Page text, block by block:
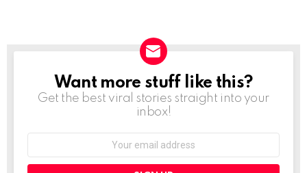
NEWSLETTER
Want more stuff like this?
Get the best viral stories straight into your
inbox!